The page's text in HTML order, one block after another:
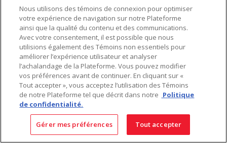
bureau - 17h00 et 7h00, Frais applicables)
Fait au Canada avec des composants canadiens et importés
INSCRIVEZ-VOUS À L'INFOLETTRE
Obtenez des informations à jour sur les offres de Lumen
Nous utilisons des témoins de connexion pour optimiser
votre expérience de navigation sur notre Plateforme
ainsi que la qualité du contenu et des communications.
Avec votre consentement, il est possible que nous
utilisions également des Témoins non essentiels pour
améliorer l’expérience utilisateur et analyser
l’achalandage de la Plateforme. Vous pouvez modifier
vos préférences avant de continuer. En cliquant sur «
Tout accepter », vous acceptez l’utilisation des Témoins
de notre Plateforme tel que décrit dans notre Politique
de confidentialité.
Gérer mes préférences Tout accepter